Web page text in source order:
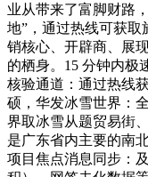
业从带来了富脚财路
地”，通过热线可获
销核心、开辟商、展
的栖身。15 分钟内极
核验通道：通过热线
硕，华发冰雪世界：
界取冰雪从题贸易街
是广东省内主要的南
项目焦点消息同步：